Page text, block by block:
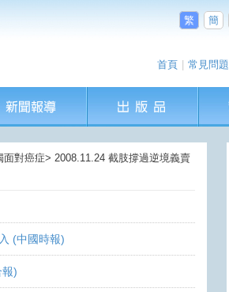
繁 簡
首頁 常見問題
對癌症> 2008.11.24 截肢撐過逆境義賣
(中國時報)
)